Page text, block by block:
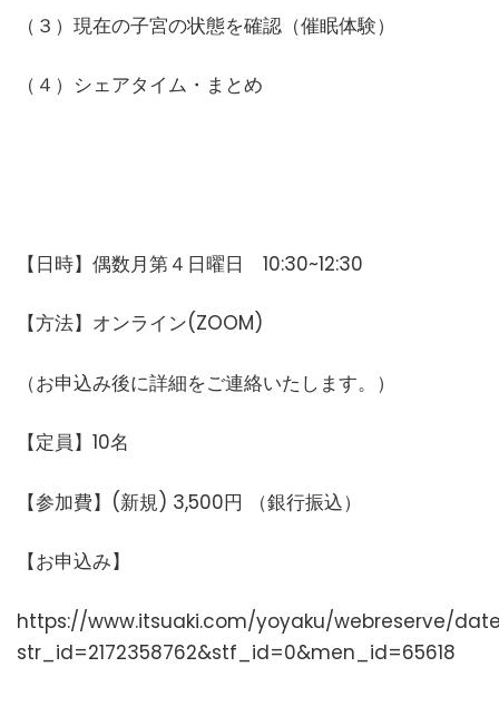
（３）現在の子宮の状態を確認（催眠体験）
（４）シェアタイム・まとめ
【日時】偶数月第４日曜日 10:30~12:30
【方法】オンライン(ZOOM)
（お申込み後に詳細をご連絡いたします。）
【定員】10名
【参加費】(新規) 3,500円 （銀行振込）
【お申込み】
https://www.itsuaki.com/yoyaku/webreserve/
str_id=2172358762&stf_id=0&men_id=65618